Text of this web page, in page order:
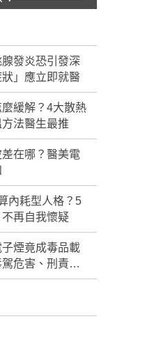
發炎恐引發深
」應立即就醫
緩解？4大散熱
法醫生最推
在哪？醫美電
內耗型人格？5
再自我懷疑
煙竟成毒品載
危害、刑責與